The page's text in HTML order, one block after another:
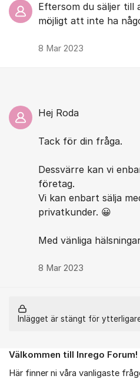
Eftersom du säljer till
möjligt att inte ha
8 Mar 2023
Hej Roda
Tack för din fråga.
Dessvärre kan vi
företag.
Vi kan enbart sälja
privatkunder. 😀
Med vänliga
8 Mar 2023
Inlägget är stängt för
Om forumet
Välkommen till Inrego Forum!
Här finner ni våra vanligaste